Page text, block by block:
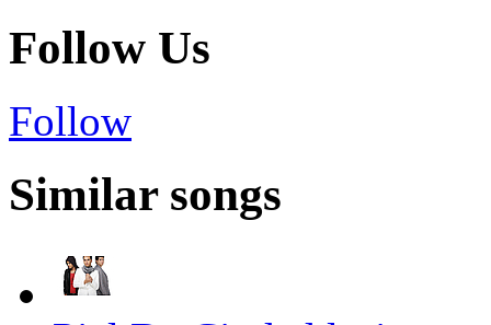
Follow Us
Follow
Similar songs